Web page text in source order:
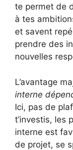
te permet de
à tes
et savent
prendre des
nouvelles
L’avantage
interne
Ici, pas de
t’investis, les
interne est
de projet, se